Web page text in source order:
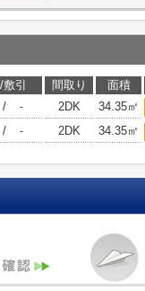
引 間取り 面積
/ - 2DK 34.35㎡
/ - 2DK 34.35㎡